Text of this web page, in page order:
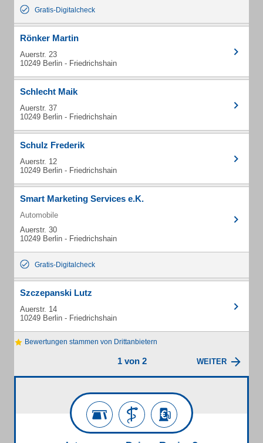
Gratis-Digitalcheck
Rönker Martin
Auerstr. 23
10249 Berlin - Friedrichshain
Schlecht Maik
Auerstr. 37
10249 Berlin - Friedrichshain
Schulz Frederik
Auerstr. 12
10249 Berlin - Friedrichshain
Smart Marketing Services e.K.
Automobile
Auerstr. 30
10249 Berlin - Friedrichshain
Gratis-Digitalcheck
Szczepanski Lutz
Auerstr. 14
10249 Berlin - Friedrichshain
Bewertungen stammen von Drittanbietern
1 von 2 WEITER